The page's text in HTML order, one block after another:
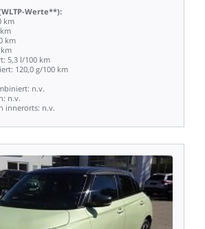
Werte**):
km
km
km
km
5,3 l/100 km
120,0 g/100 km
n.v.
n.v.
innerorts: n.v.